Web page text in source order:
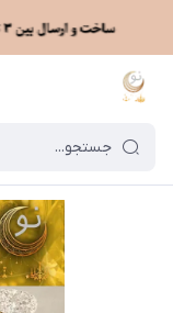
ماه نو / فهرست محصولات